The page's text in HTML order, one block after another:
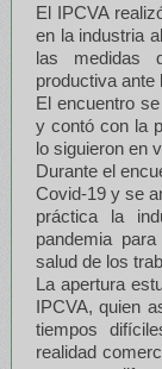
El IPCVA
en la industria
las medidas
productiva ante
El encuentro
y contó con la
lo siguieron en
Durante el
Covid-19 y se
práctica la
pandemia
salud de los
La apertura
IPCVA, quien
tiempos
realidad